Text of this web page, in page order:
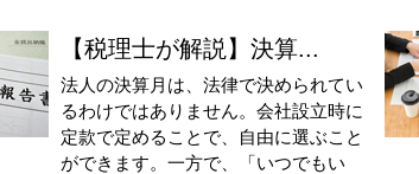
【税理士が解説】決算...
法人の決算月は、法律で決められてい
るわけではありません。会社設立時に
定款で定めることで、自由に選ぶこと
ができます。一方で、「いつでもい